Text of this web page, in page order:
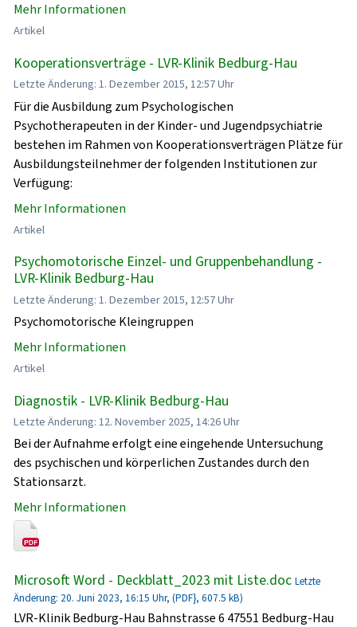
Mehr Informationen
Artikel
Kooperationsverträge - LVR-Klinik Bedburg-Hau
Letzte Änderung: 1. Dezember 2015, 12:57 Uhr
Für die Ausbildung zum Psychologischen
Psychotherapeuten in der Kinder- und Jugendpsychiatrie
bestehen im Rahmen von Kooperationsverträgen Plätze für
Ausbildungsteilnehmer der folgenden Institutionen zur
Verfügung:
Mehr Informationen
Artikel
Psychomotorische Einzel- und Gruppenbehandlung -
LVR-Klinik Bedburg-Hau
Letzte Änderung: 1. Dezember 2015, 12:57 Uhr
Psychomotorische Kleingruppen
Mehr Informationen
Artikel
Diagnostik - LVR-Klinik Bedburg-Hau
Letzte Änderung: 12. November 2025, 14:26 Uhr
Bei der Aufnahme erfolgt eine eingehende Untersuchung
des psychischen und körperlichen Zustandes durch den
Stationsarzt.
Mehr Informationen
Microsoft Word - Deckblatt_2023 mit Liste.doc Letzte
Änderung: 20. Juni 2023, 16:15 Uhr, (PDF}, 607.5 kB)
LVR-Klinik Bedburg-Hau Bahnstrasse 6 47551 Bedburg-Hau